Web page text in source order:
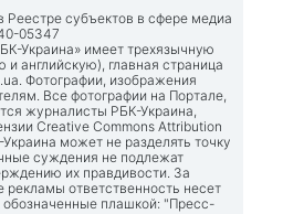
Реестре субъектов в сфере медиа
05347
Украина» имеет трехязычную
английскую), главная страница
. Фотографии, изображения
Все фотографии на Портале,
журналисты РБК-Украина,
Creative Commons Attribution
может не разделять точку
суждения не подлежат
их правдивости. За
ответственность несет
плашкой: "Пресс-